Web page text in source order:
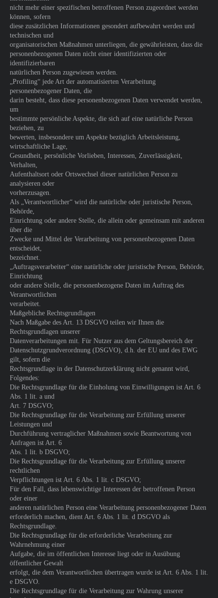
nicht mehr einer spezifischen betroffenen Person zugeordnet werden
können, sofern
diese zusätzlichen Informationen gesondert aufbewahrt werden und
technischen und
organisatorischen Maßnahmen unterliegen, die gewährleisten, dass die
personenbezogenen Daten nicht einer identifizierten oder
identifizierbaren
natürlichen Person zugewiesen werden.
„Profiling“ jede Art der automatisierten Verarbeitung
personenbezogener Daten, die
darin besteht, dass diese personenbezogenen Daten verwendet werden,
um
bestimmte persönliche Aspekte, die sich auf eine natürliche Person
beziehen, zu
bewerten, insbesondere um Aspekte bezüglich Arbeitsleistung,
wirtschaftliche Lage,
Gesundheit, persönliche Vorlieben, Interessen, Zuverlässigkeit,
Verhalten,
Aufenthaltsort oder Ortswechsel dieser natürlichen Person zu
analysieren oder
vorherzusagen.
Als „Verantwortlicher“ wird die natürliche oder juristische Person,
Behörde,
Einrichtung oder andere Stelle, die allein oder gemeinsam mit anderen
über die
Zwecke und Mittel der Verarbeitung von personenbezogenen Daten
entscheidet,
bezeichnet.
„Auftragsverarbeiter“ eine natürliche oder juristische Person, Behörde,
Einrichtung
oder andere Stelle, die personenbezogene Daten im Auftrag des
Verantwortlichen
verarbeitet.
Maßgebliche Rechtsgrundlagen
Nach Maßgabe des Art. 13 DSGVO teilen wir Ihnen die
Rechtsgrundlagen unserer
Datenverarbeitungen mit. Für Nutzer aus dem Geltungsbereich der
Datenschutzgrundverordnung (DSGVO), d.h. der EU und des EWG
gilt, sofern die
Rechtsgrundlage in der Datenschutzerklärung nicht genannt wird,
Folgendes:
Die Rechtsgrundlage für die Einholung von Einwilligungen ist Art. 6
Abs. 1 lit. a und
Art. 7 DSGVO;
Die Rechtsgrundlage für die Verarbeitung zur Erfüllung unserer
Leistungen und
Durchführung vertraglicher Maßnahmen sowie Beantwortung von
Anfragen ist Art. 6
Abs. 1 lit. b DSGVO;
Die Rechtsgrundlage für die Verarbeitung zur Erfüllung unserer
rechtlichen
Verpflichtungen ist Art. 6 Abs. 1 lit. c DSGVO;
Für den Fall, dass lebenswichtige Interessen der betroffenen Person
oder einer
anderen natürlichen Person eine Verarbeitung personenbezogener Daten
erforderlich machen, dient Art. 6 Abs. 1 lit. d DSGVO als
Rechtsgrundlage.
Die Rechtsgrundlage für die erforderliche Verarbeitung zur
Wahrnehmung einer
Aufgabe, die im öffentlichen Interesse liegt oder in Ausübung
öffentlicher Gewalt
erfolgt, die dem Verantwortlichen übertragen wurde ist Art. 6 Abs. 1 lit.
e DSGVO.
Die Rechtsgrundlage für die Verarbeitung zur Wahrung unserer